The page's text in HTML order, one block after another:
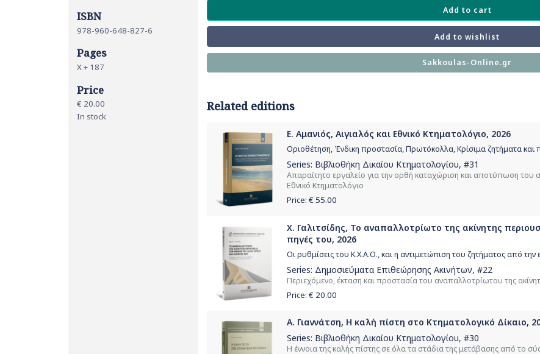
ISBN
978-960-648-827-6
Pages
Χ + 187
Price
€ 20.00
In stock
Add to cart
Add to wishlist
Sakkoulas-Online.gr
Related editions
Ε. Αμανιός, Αιγιαλός και Εθνικό Κτηματολόγιο, 2026
Οριοθέτηση, Ένδικη προστασία, Πρωτόκολλα, Κρίσιμα ζητήματα και
Series: Βιβλιοθήκη Δικαίου Κτηματολογίου, #31
Απαραίτητο εργαλείο για την ορθή καταχώριση και αποτύπωση
Εθνικό Κτηματολόγιο
Price: € 55.00
Χ. Γαλιτσίδης, Το αναπαλλοτρίωτο της ακίνητης
πηγές του, 2026
Οι ρυθμίσεις του Κ.Χ.Α.Ο., και η αντιμετώπιση του ζητήματος από την
Series: Δημοσιεύματα Επιθεώρησης Ακινήτων, #22
Περιεχόμενο, έκταση και προστασία του αναπαλλοτρίωτου της
Price: € 20.00
Α. Γιαννάτση, Η καλή πίστη στο Κτηματολογικό Δίκαιο,
Series: Βιβλιοθήκη Δικαίου Κτηματολογίου, #30
Η έννοια της καλής πίστης σε όλα τα στάδια της μετάβασης από το